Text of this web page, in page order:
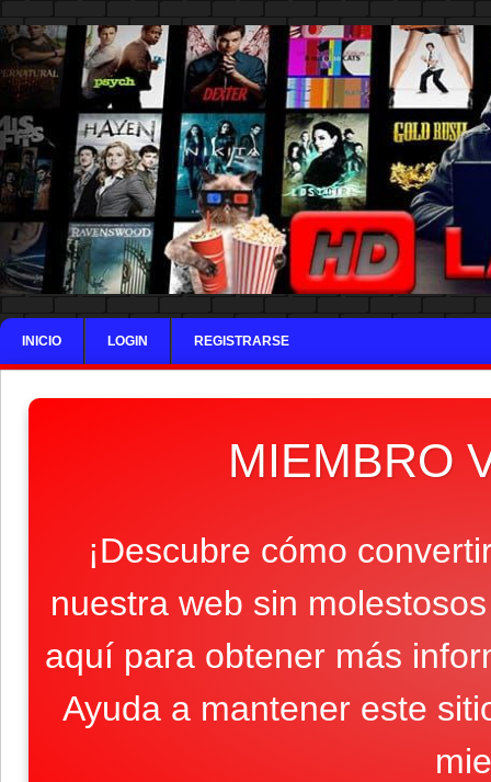
INICIO LOGIN REGISTRARSE
MIEMBRO
¡Descubre cómo
nuestra web sin
aquí para obtener más
Ayuda a mantener este